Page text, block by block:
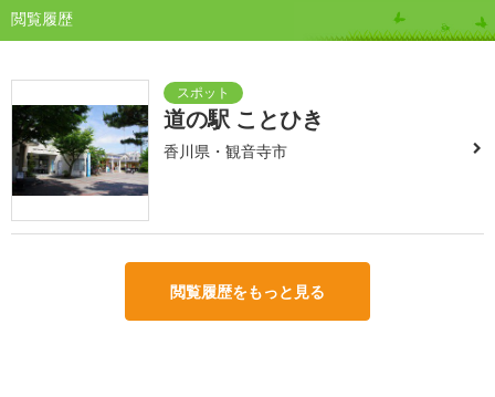
閲覧履歴
道の駅 ことひき
香川県・観音寺市
閲覧履歴をもっと見る